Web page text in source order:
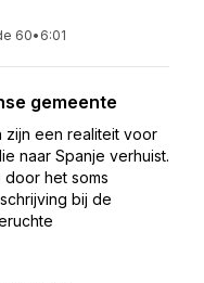
60• 6:01
gemeente
zijn een realiteit voor
naar Spanje verhuist.
door het soms
bij de